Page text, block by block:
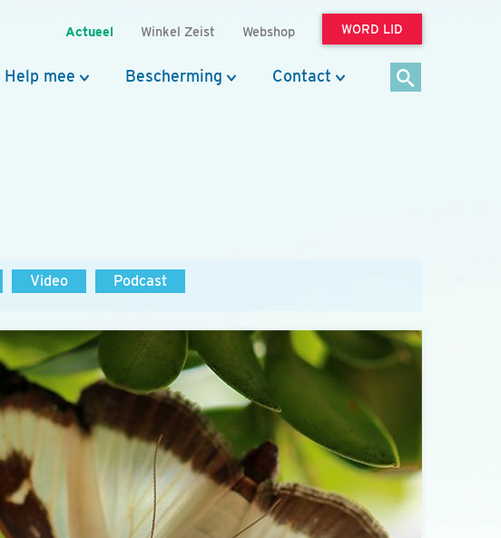
Actueel Winkel Zeist Webshop WORD LID
Help mee Bescherming Contact
Video Podcast